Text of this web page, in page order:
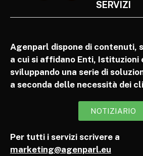
SERVIZI
Agenparl dispone di contenuti,
a cui si affidano Enti, Istituzioni
sviluppando una serie di
a seconda delle necessità dei
NOTIZIARIO
Per tutti i servizi scrivere a
marketing@agenparl.eu